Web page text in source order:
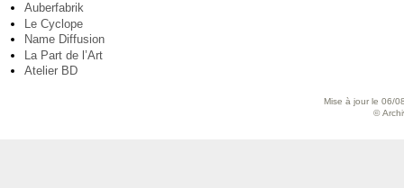
Auberfabrik
Le Cyclope
Name Diffusion
La Part de l’Art
Atelier BD
Mise à jour le 06/
©